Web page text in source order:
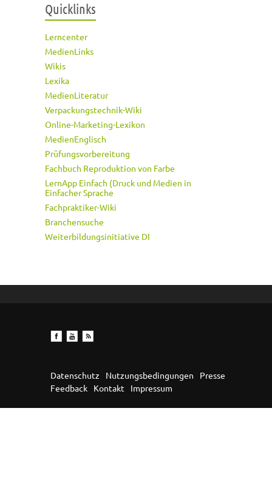
Quicklinks
Lerncenter
MedienLinks
Wikis
Lexika
MedienLiteratur
Verpackungstechnik-Wiki
Online-Marketing-Lexikon
MedienEnglisch
Prüfungsvorbereitung
Fachbuch Reproduktion von Farbe
LernApp Einfach (Druck und Medien in
Einfacher Sprache
Fachpraktiker-Wiki
Branchensuche
Weiterbildungsinitiative DI
Datenschutz Nutzungsbedingungen
Presse
Feedback
Kontakt Impressum